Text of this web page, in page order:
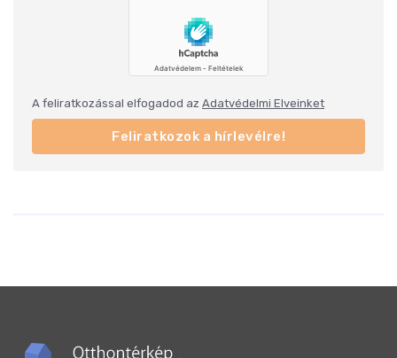
A feliratkozással elfogadod az Adatvédelmi Elveinket
Feliratkozok a hírlevélre!